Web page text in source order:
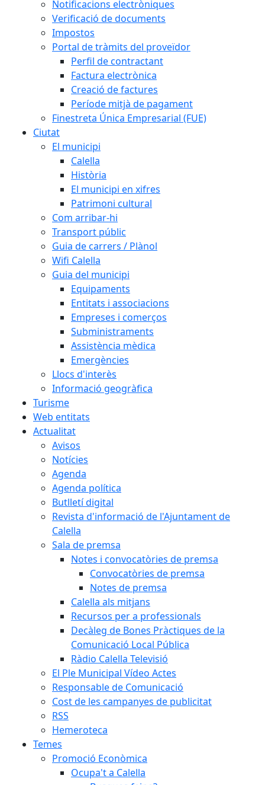
Notificacions electròniques
Verificació de documents
Impostos
Portal de tràmits del proveïdor
Perfil de contractant
Factura electrònica
Creació de factures
Període mitjà de pagament
Finestreta Única Empresarial (FUE)
Ciutat
El municipi
Calella
Història
El municipi en xifres
Patrimoni cultural
Com arribar-hi
Transport públic
Guia de carrers / Plànol
Wifi Calella
Guia del municipi
Equipaments
Entitats i associacions
Empreses i comerços
Subministraments
Assistència mèdica
Emergències
Llocs d'interès
Informació geogràfica
Turisme
Web entitats
Actualitat
Avisos
Notícies
Agenda
Agenda política
Butlletí digital
Revista d'informació de l'Ajuntament de
Calella
Sala de premsa
Notes i convocatòries de premsa
Convocatòries de premsa
Notes de premsa
Calella als mitjans
Recursos per a professionals
Decàleg de Bones Pràctiques de la
Comunicació Local Pública
Ràdio Calella Televisió
El Ple Municipal Vídeo Actes
Responsable de Comunicació
Cost de les campanyes de publicitat
RSS
Hemeroteca
Temes
Promoció Econòmica
Ocupa't a Calella